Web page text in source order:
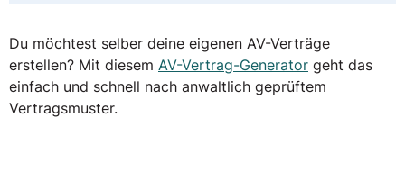
Du möchtest selber deine eigenen AV-Verträge
erstellen? Mit diesem AV-Vertrag-Generator geht das
einfach und schnell nach anwaltlich geprüftem
Vertragsmuster.